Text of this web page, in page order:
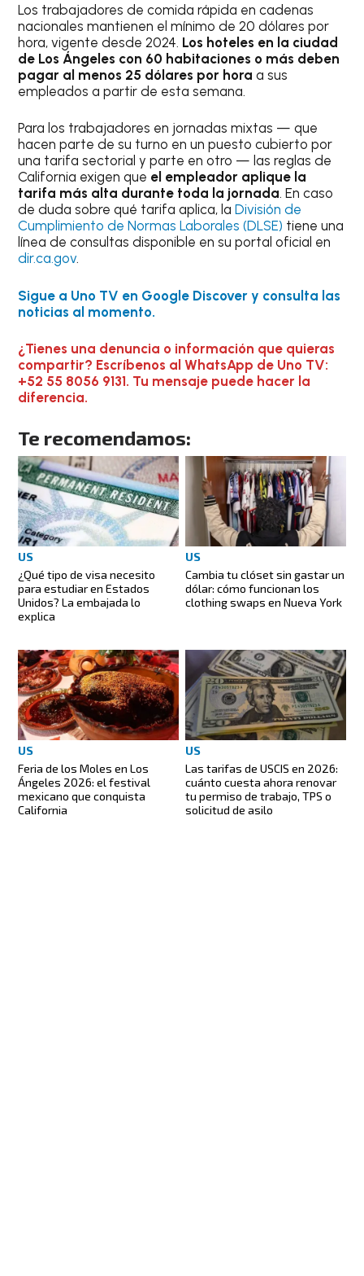
Los trabajadores de comida rápida en cadenas
nacionales mantienen el mínimo de 20 dólares por
hora, vigente desde 2024. Los hoteles en la ciudad
de Los Ángeles con 60 habitaciones o más deben
pagar al menos 25 dólares por hora a sus
empleados a partir de esta semana.
Para los trabajadores en jornadas mixtas — que
hacen parte de su turno en un puesto cubierto por
una tarifa sectorial y parte en otro — las reglas de
California exigen que el empleador aplique la
tarifa más alta durante toda la jornada. En caso
de duda sobre qué tarifa aplica, laDivisión de
Cumplimiento de Normas Laborales (DLSE) tiene una
línea de consultas disponible en su portal oficial en
dir.ca.gov.
Sigue a Uno TV en Google Discover y consulta las
noticias al momento.
¿Tienes una denuncia o información que quieras
compartir? Escríbenos al WhatsApp de Uno TV:
+52 55 8056 9131. Tu mensaje puede hacer la
diferencia.
Te recomendamos:
US
¿Qué tipo de visa necesito
para estudiar en Estados
Unidos? La embajada lo
explica
US
Cambia tu clóset sin gastar un
dólar: cómo funcionan los
clothing swaps en Nueva York
US
Feria de los Moles en Los
Ángeles 2026: el festival
mexicano que conquista
California
US
Las tarifas de USCIS en 2026:
cuánto cuesta ahora renovar
tu permiso de trabajo, TPS o
solicitud de asilo